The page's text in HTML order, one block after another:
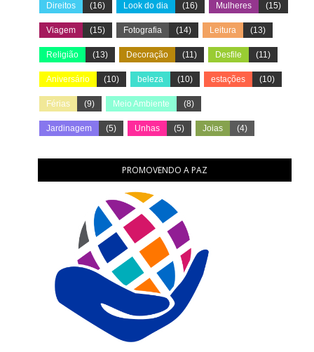
Direitos (16) Look do dia (16) Mulheres (15)
Viagem (15) Fotografia (14) Leitura (13)
Religião (13) Decoração (11) Desfile (11)
Aniversário (10) beleza (10) estações (10)
Férias (9) Meio Ambiente (8)
Jardinagem (5) Unhas (5) Joias (4)
PROMOVENDO A PAZ